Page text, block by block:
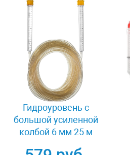
Гидроуровень с
большой усиленной
колбой 6 мм 25 м